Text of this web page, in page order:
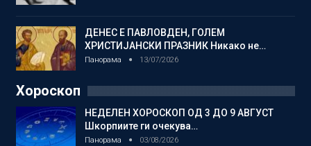
ДЕНЕС Е ПАВЛОВДЕН, ГОЛЕМ
ХРИСТИЈАНСКИ ПРАЗНИК Никако не…
Панорама 13/07/2026
Хороскоп
НЕДЕЛЕН ХОРОСКОП ОД 3 ДО 9 АВГУСТ
Шкорпиите ги очекува…
Панорама 03/08/2026